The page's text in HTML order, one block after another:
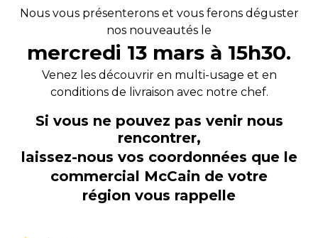
Nous vous présenterons et vous ferons déguster
nos nouveautés le
mercredi 13 mars à 15h30.
Venez les découvrir en multi-usage et en
conditions de livraison avec notre chef.
Si vous ne pouvez pas venir nous
rencontrer,
laissez-nous vos coordonnées que le
commercial McCain de votre
région vous rappelle